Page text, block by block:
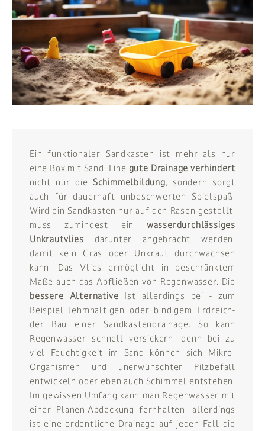
Ein funktionaler Sandkasten ist mehr als nur
eine Box mit Sand. Eine gute Drainage verhindert
nicht nur die Schimmelbildung, sondern sorgt
auch für dauerhaft unbeschwerten Spielspaß.
Wird ein Sandkasten nur auf den Rasen gestellt,
muss zumindest ein wasserdurchlässiges
Unkrautvlies darunter angebracht werden,
damit kein Gras oder Unkraut durchwachsen
kann. Das Vlies ermöglicht in beschränktem
Maße auch das Abfließen von Regenwasser. Die
bessere Alternative Ist allerdings bei - zum
Beispiel lehmhaltigen oder bindigem Erdreich-
der Bau einer Sandkastendrainage. So kann
Regenwasser schnell versickern, denn bei zu
viel Feuchtigkeit im Sand können sich Mikro-
Organismen und unerwünschter Pilzbefall
entwickeln oder eben auch Schimmel entstehen.
Im gewissen Umfang kann man Regenwasser mit
einer Planen-Abdeckung fernhalten, allerdings
ist eine ordentliche Drainage auf jeden Fall die